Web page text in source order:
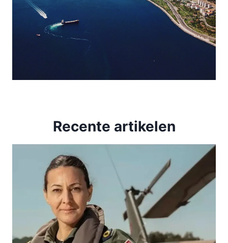
Recente artikelen